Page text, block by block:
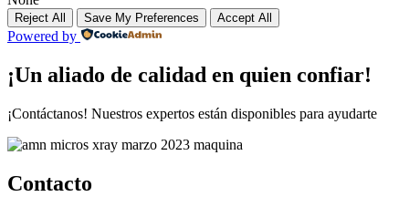
Reject All Save My Preferences Accept All
Powered by
¡Un aliado de calidad en quien confiar!
¡Contáctanos! Nuestros expertos están disponibles para ayudarte
Contacto